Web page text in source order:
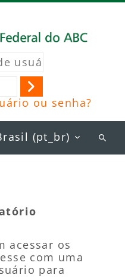
Acessar
ou senha?
‎(pt_br)‎
acessar os
com uma
para